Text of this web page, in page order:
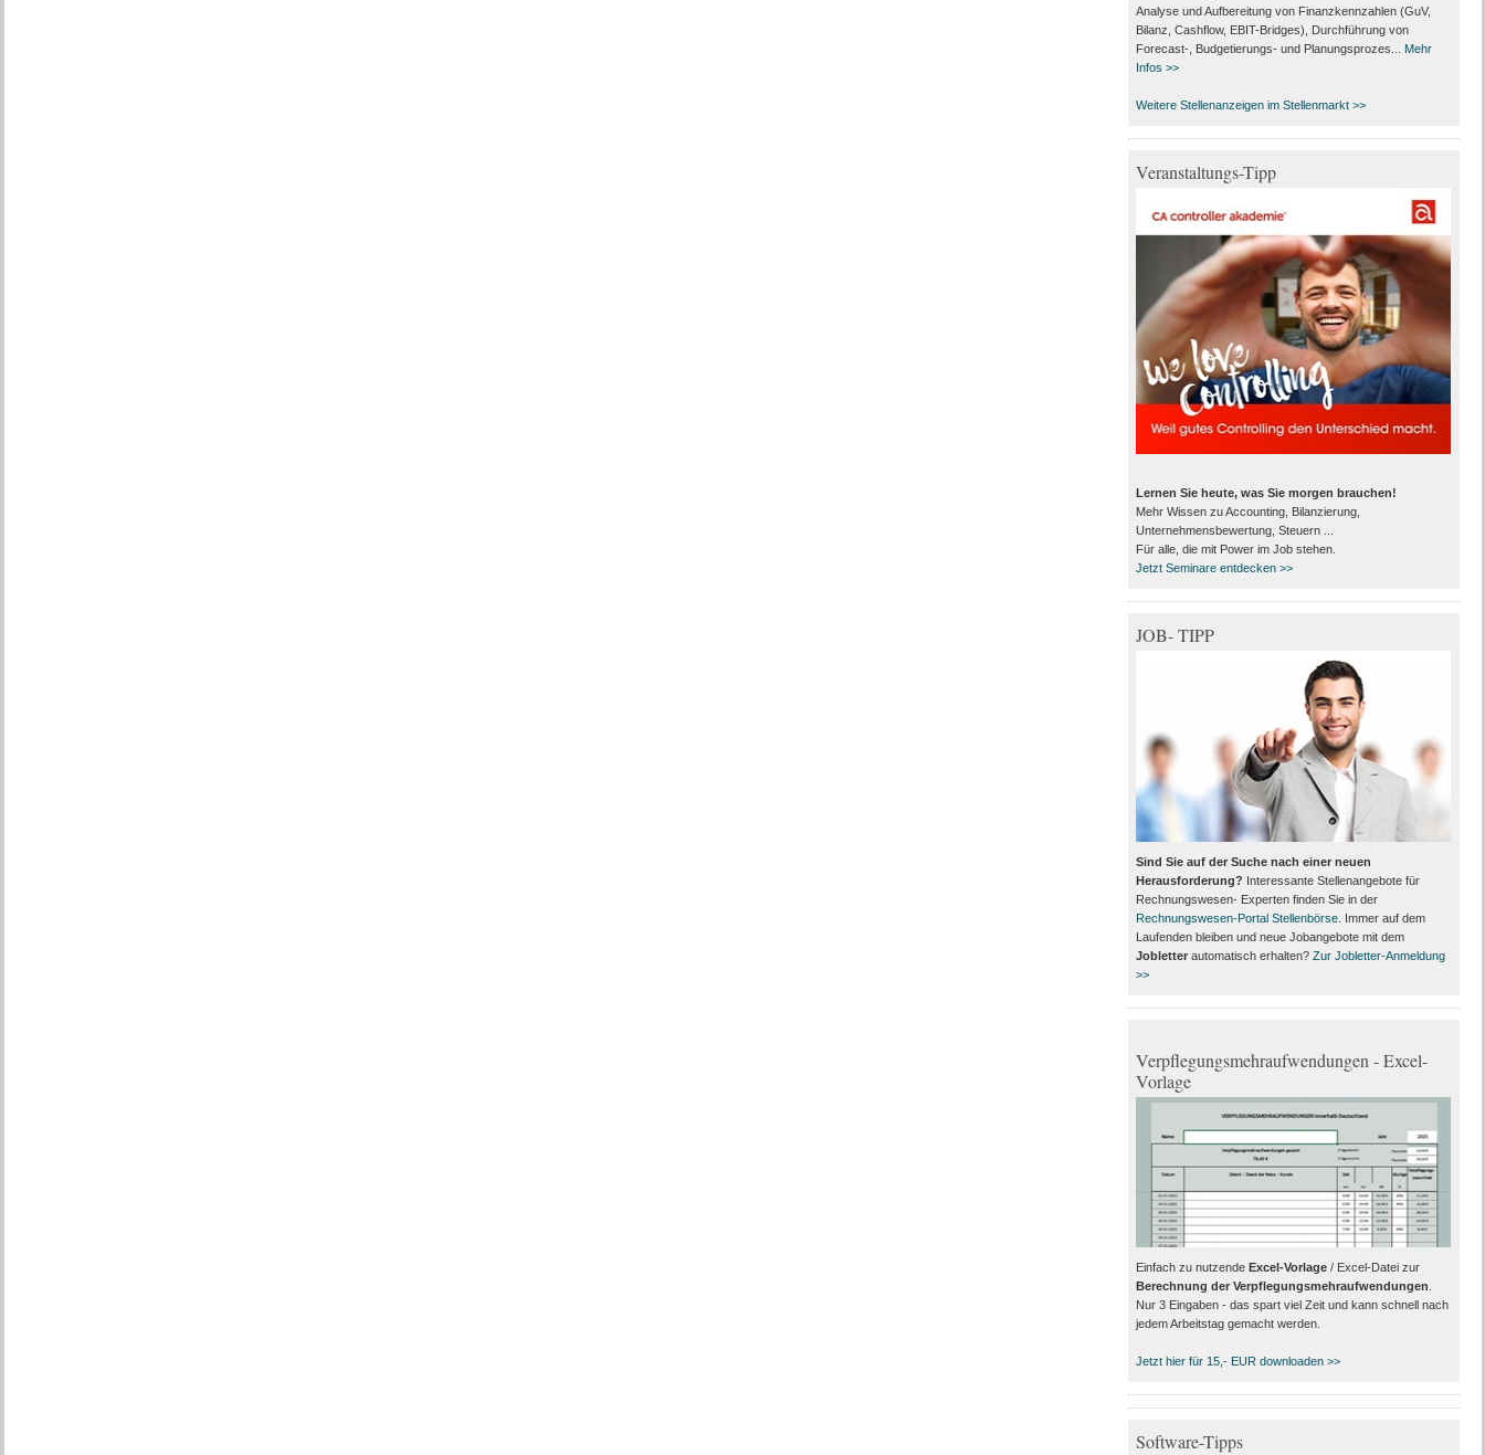
Analyse und Aufbereitung von Finanzkennzahlen (GuV,
Bilanz, Cashflow, EBIT-Bridges), Durchführung von
Forecast‑, Budgetierungs‑ und Planungsprozes...
Mehr
Infos >>
Weitere Stellenanzeigen im Stellenmarkt >>
Veranstaltungs-Tipp
Lernen Sie heute, was Sie morgen brauchen!
Mehr Wissen zu Accounting, Bilanzierung,
Unternehmensbewertung, Steuern ...
Für alle, die mit Power im Job stehen.
Jetzt Seminare entdecken >>
JOB- TIPP
Sind Sie auf der Suche nach einer neuen
Herausforderung? Interessante Stellenangebote für
Rechnungswesen- Experten finden Sie in der
Rechnungswesen-Portal Stellenbörse. Immer auf dem
Laufenden bleiben und neue Jobangebote mit dem
Jobletterautomatisch erhalten? Zur Jobletter-Anmeldung
>>
Verpflegungsmehraufwendungen - Excel-
Vorlage
Einfach zu nutzende Excel-Vorlage/ Excel-Datei zur
Berechnung der Verpflegungsmehraufwendungen
Nur 3 Eingaben - das spart viel Zeit und kann schnell nach
jedem Arbeitstag gemacht werden.
Jetzt hier für 15,- EUR downloaden >>
Software-Tipps